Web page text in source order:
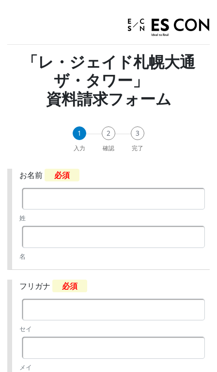
「レ・ジェイド札幌大通
ザ・タワー」
資料請求フォーム
1
入力
2
確認
3
完了
お名前 必須
姓
名
フリガナ 必須
セイ
メイ